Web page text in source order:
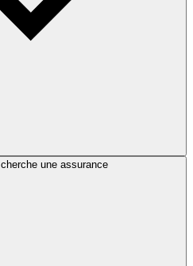
une assurance